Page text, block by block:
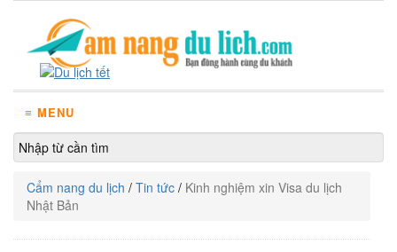
≡ MENU
Cẩm nang du lịch / Tin tức / Kinh nghiệm xin Visa du lịch
Nhật Bản